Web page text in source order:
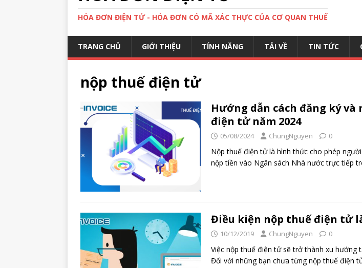
HÓA ĐƠN ĐIỆN TỬ - HÓA ĐƠN CÓ MÃ XÁC THỰC CỦA CƠ QUAN THUẾ
TRANG CHỦ GIỚI THIỆU TÍNH NĂNG TẢI VỀ TIN TỨC
nộp thuế điện tử
Hướng dẫn cách đăng ký và
điện tử năm 2024
05/08/2024 ChungNguyen 0
Nộp thuế điện tử là hình thức cho phép
nộp tiền vào Ngân sách Nhà nước trực tiếp
Điều kiện nộp thuế điện tử
10/12/2019 ChungNguyen 0
Việc nộp thuế điện tử sẽ trở thành xu hướng
Đối với những bạn chưa từng nộp thuế điện